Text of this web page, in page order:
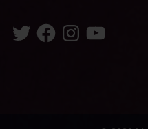
TwitterFacebookInstagram
YouTube